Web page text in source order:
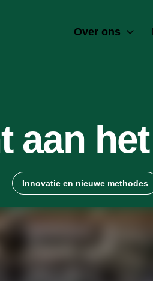
Over ons
aan
Innovatie en nieuwe methodes